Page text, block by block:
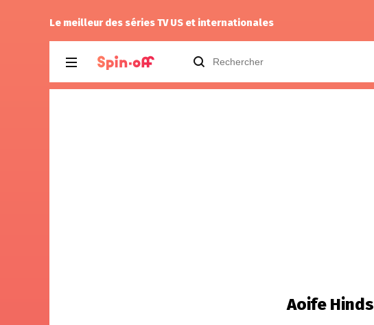
Le meilleur des séries TV US et internationales
Reiseia noté12 àParks and Recreation 3.05
Aoife Hinds